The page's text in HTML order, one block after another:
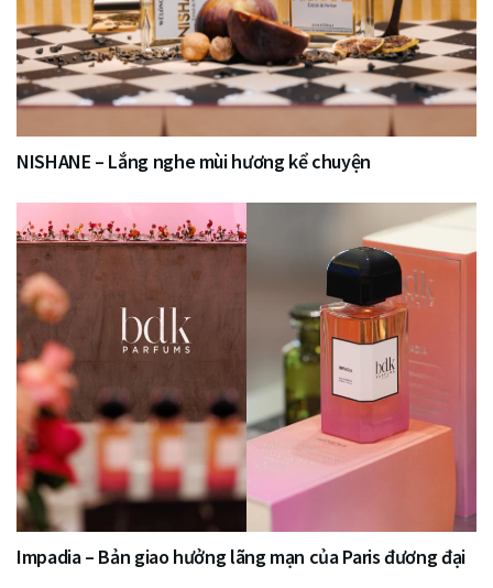
NISHANE – Lắng nghe mùi hương kể chuyện
Impadia – Bản giao hưởng lãng mạn của Paris đương đại